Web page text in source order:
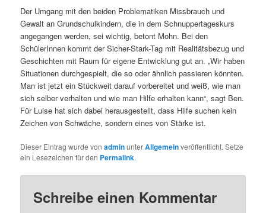
Der Umgang mit den beiden Problematiken Missbrauch und
Gewalt an Grundschulkindern, die in dem Schnuppertageskurs
angegangen werden, sei wichtig, betont Mohn. Bei den
SchülerInnen kommt der Sicher-Stark-Tag mit Realitätsbezug und
Geschichten mit Raum für eigene Entwicklung gut an. „Wir haben
Situationen durchgespielt, die so oder ähnlich passieren könnten.
Man ist jetzt ein Stückweit darauf vorbereitet und weiß, wie man
sich selber verhalten und wie man Hilfe erhalten kann“, sagt Ben.
Für Luise hat sich dabei herausgestellt, dass Hilfe suchen kein
Zeichen von Schwäche, sondern eines von Stärke ist.
Dieser Eintrag wurde vonadminunterAllgemeinveröffentlicht. Setze
ein Lesezeichen für den Permalink.
Schreibe einen Kommentar